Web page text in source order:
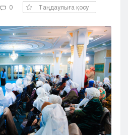
0 Таңдаулыға қосу